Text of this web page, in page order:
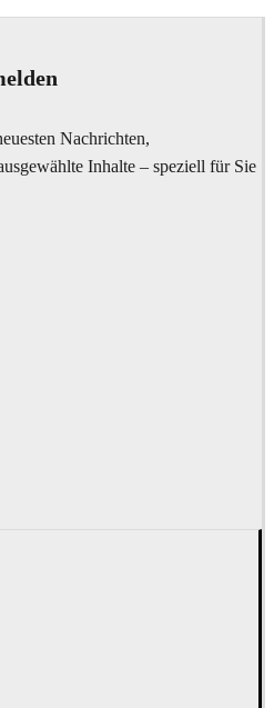
Nachrichten,
Inhalte – speziell für Sie